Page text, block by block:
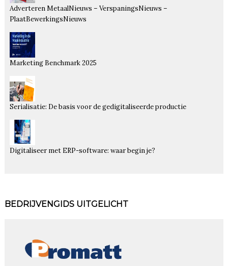
Adverteren MetaalNieuws – VerspaningsNieuws –
PlaatBewerkingsNieuws
Marketing Benchmark 2025
Serialisatie: De basis voor de gedigitaliseerde productie
Digitaliseer met ERP-software: waar begin je?
BEDRIJVENGIDS UITGELICHT